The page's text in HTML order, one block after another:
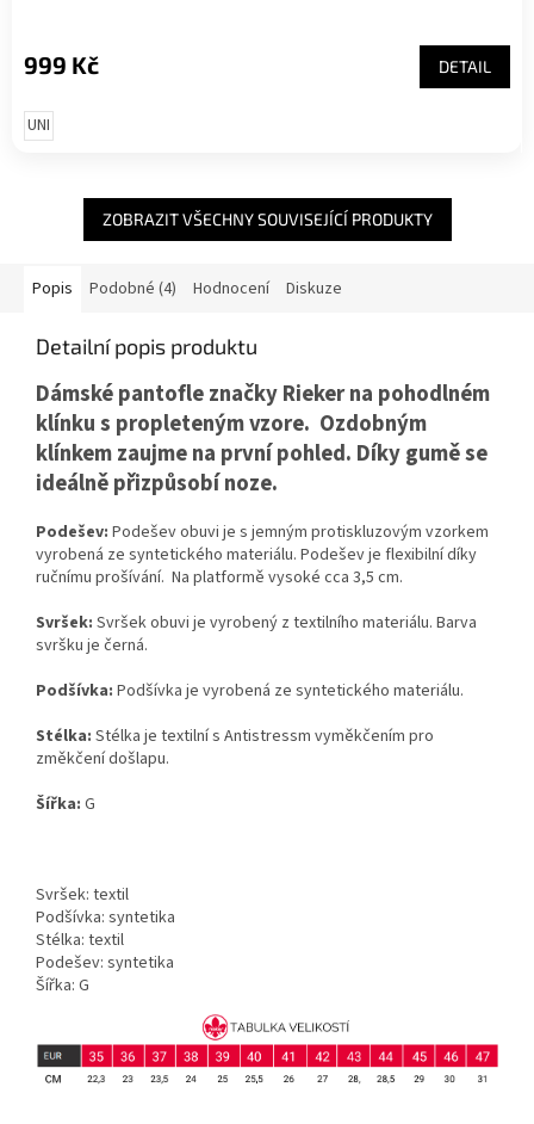
999 Kč DETAIL
UNI
ZOBRAZIT VŠECHNY SOUVISEJÍCÍ PRODUKTY
Popis Podobné (4) Hodnocení Diskuze
Detailní popis produktu
Dámské pantofle značky Rieker na pohodlném
klínku s propleteným vzore. Ozdobným
klínkem zaujme na první pohled. Díky gumě se
ideálně přizpůsobí noze.
Podešev: Podešev obuvi je s jemným protiskluzovým vzorkem
vyrobená ze syntetického materiálu. Podešev je flexibilní díky
ručnímu prošívání. Na platformě vysoké cca 3,5 cm.
Svršek: Svršek obuvi je vyrobený z textilního materiálu. Barva
svršku je černá.
Podšívka: Podšívka je vyrobená ze syntetického materiálu.
Stélka: Stélka je textilní s Antistressm vyměkčením pro
změkčení došlapu.
Šířka: G
Svršek: textil
Podšívka: syntetika
Stélka: textil
Podešev: syntetika
Šířka: G